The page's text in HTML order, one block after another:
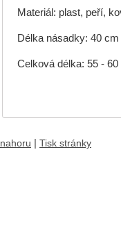
Materiál: plast, peří,
Délka násadky: 40 cm
Celková délka: 55 - 60
nahoru Tisk stránky